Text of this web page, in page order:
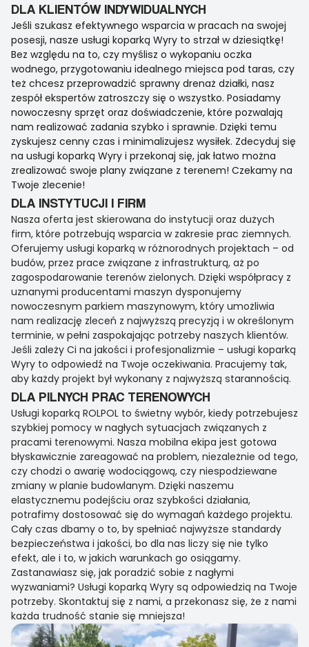
DLA KLIENTÓW INDYWIDUALNYCH
Jeśli szukasz efektywnego wsparcia w pracach na swojej
posesji, nasze usługi koparką Wyry to strzał w dziesiątkę!
Bez względu na to, czy myślisz o wykopaniu oczka
wodnego, przygotowaniu idealnego miejsca pod taras, czy
też chcesz przeprowadzić sprawny drenaż działki, nasz
zespół ekspertów zatroszczy się o wszystko. Posiadamy
nowoczesny sprzęt oraz doświadczenie, które pozwalają
nam realizować zadania szybko i sprawnie. Dzięki temu
zyskujesz cenny czas i minimalizujesz wysiłek. Zdecyduj się
na usługi koparką Wyry i przekonaj się, jak łatwo można
zrealizować swoje plany związane z terenem! Czekamy na
Twoje zlecenie!
DLA INSTYTUCJI I FIRM
Nasza oferta jest skierowana do instytucji oraz dużych
firm, które potrzebują wsparcia w zakresie prac ziemnych.
Oferujemy usługi koparką w różnorodnych projektach – od
budów, przez prace związane z infrastrukturą, aż po
zagospodarowanie terenów zielonych. Dzięki współpracy z
uznanymi producentami maszyn dysponujemy
nowoczesnym parkiem maszynowym, który umożliwia
nam realizację zleceń z najwyższą precyzją i w określonym
terminie, w pełni zaspokajając potrzeby naszych klientów.
Jeśli zależy Ci na jakości i profesjonalizmie – usługi koparką
Wyry to odpowiedź na Twoje oczekiwania. Pracujemy tak,
aby każdy projekt był wykonany z najwyższą starannością.
DLA PILNYCH PRAC TERENOWYCH
Usługi koparką ROLPOL to świetny wybór, kiedy potrzebujesz
szybkiej pomocy w nagłych sytuacjach związanych z
pracami terenowymi. Nasza mobilna ekipa jest gotowa
błyskawicznie zareagować na problem, niezależnie od tego,
czy chodzi o awarię wodociągową, czy niespodziewane
zmiany w planie budowlanym. Dzięki naszemu
elastycznemu podejściu oraz szybkości działania,
potrafimy dostosować się do wymagań każdego projektu.
Cały czas dbamy o to, by spełniać najwyższe standardy
bezpieczeństwa i jakości, bo dla nas liczy się nie tylko
efekt, ale i to, w jakich warunkach go osiągamy.
Zastanawiasz się, jak poradzić sobie z nagłymi
wyzwaniami? Usługi koparką Wyry są odpowiedzią na Twoje
potrzeby. Skontaktuj się z nami, a przekonasz się, że z nami
każda trudność stanie się mniejsza!